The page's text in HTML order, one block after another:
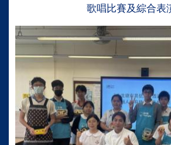
歌唱比賽及綜合表